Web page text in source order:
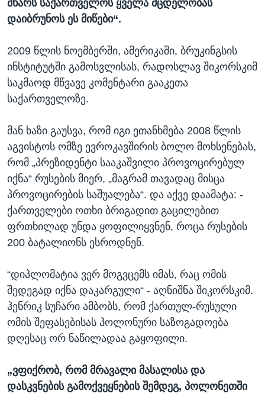
მხარს საქართველოს ყველა მცდელობას
დაიბრუნოს ეს მიწები“.
2009 წლის ნოემბერში, ამერიკაში, ბრუკინგსის
ინსტიტუტში გამოსვლისას, რადოსლავ შიკორსკიმ
საკმაოდ მწვავე კომენტარი გააკეთა
საქართველოზე.
მან ხაზი გაუსვა, რომ იგი ეთანხმება 2008 წლის
აგვისტოს ომზე ევროკავშირის ბოლო მოხსენებას,
რომ „პრეზიდენტი სააკაშვილი პროვოცირებულ
იქნა“ რუსების მიერ, „მაგრამ თავადაც მისცა
პროვოცირების საშუალება“. და აქვე დაამატა: -
ქართველები ოთხი ბრიგადით გაცილებით
ფრთხილად უნდა ყოფილიყვნენ, როცა რუსების
200 ბატალიონს ესროდნენ.
“დიპლომატია ვერ მოგვცემს იმას, რაც ომის
შედეგად იქნა დაკარგული“ - აღნიშნა შიკორსკიმ.
ჰენრიკ სუჩარი ამბობს, რომ ქართულ-რუსული
ომის შეფასებისას პოლონური საზოგადოება
დღესაც ორ ნაწილადაა გაყოფილი.
„ვფიქრობ, რომ მრავალი მასალისა და
დასკვნების გამოქვეყნების შემდეგ, პოლონეთში